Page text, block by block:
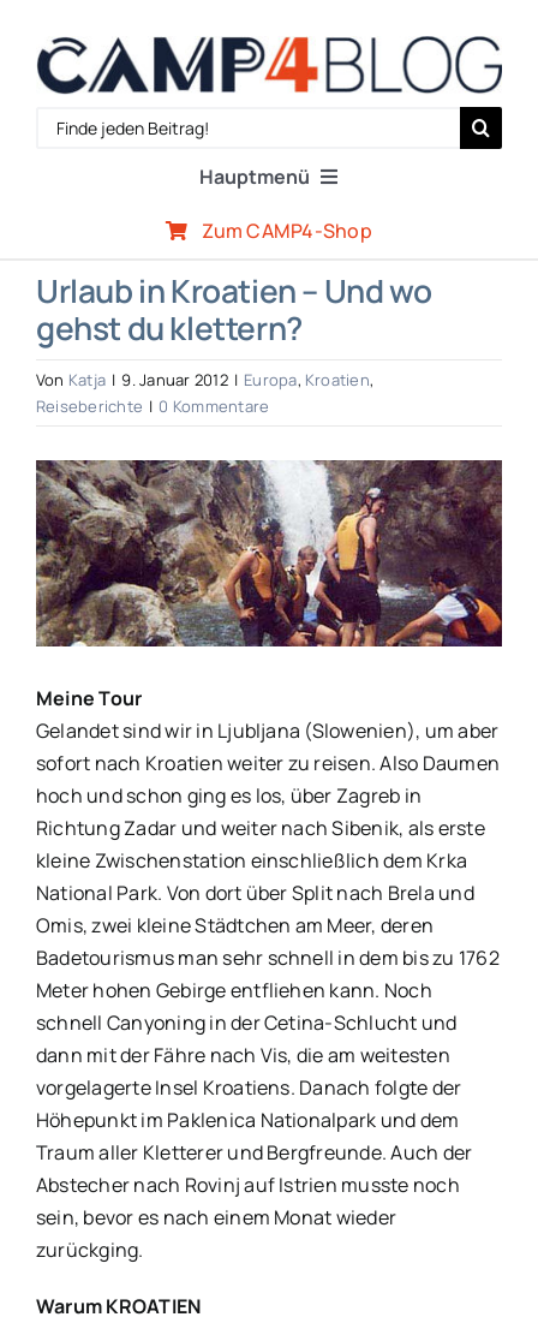
Inhalt
springen
Search
Hauptmenü
Reiseberichte
Expertenwissen
Outdoor-Szene
CAMP4-Team
Zum CAMP4-Shop
Urlaub in Kroatien – Und wo
gehst du klettern?
Von Katja | 9. Januar 2012 | Europa, Kroatien,
Reiseberichte | 0 Kommentare
Zeige
grösseres
Bild
Meine Tour
Gelandet sind wir in Ljubljana (Slowenien), um aber
sofort nach Kroatien weiter zu reisen. Also Daumen
hoch und schon ging es los, über Zagreb in
Richtung Zadar und weiter nach Sibenik, als erste
kleine Zwischenstation einschließlich dem Krka
National Park. Von dort über Split nach Brela und
Omis, zwei kleine Städtchen am Meer, deren
Badetourismus man sehr schnell in dem bis zu 1762
Meter hohen Gebirge entfliehen kann. Noch
schnell Canyoning in der Cetina-Schlucht und
dann mit der Fähre nach Vis, die am weitesten
vorgelagerte Insel Kroatiens. Danach folgte der
Höhepunkt im Paklenica Nationalpark und dem
Traum aller Kletterer und Bergfreunde. Auch der
Abstecher nach Rovinj auf Istrien musste noch
sein, bevor es nach einem Monat wieder
zurückging.
Warum KROATIEN